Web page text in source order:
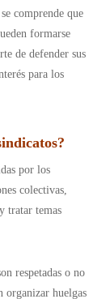
comprende que
formarse
de defender sus
para los
?
por los
colectivas,
tratar temas
respetadas o no
organizar huelgas